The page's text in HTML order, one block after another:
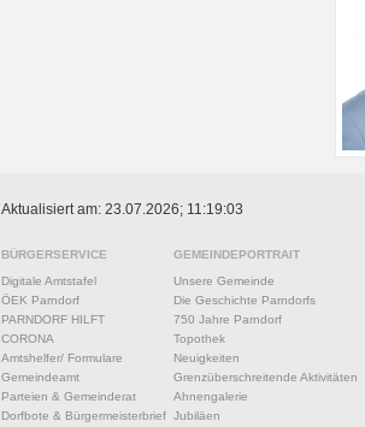
Aktualisiert am: 23.07.2026; 11:19:03
BÜRGERSERVICE
Digitale Amtstafel
ÖEK Parndorf
PARNDORF HILFT
CORONA
Amtshelfer/ Formulare
Gemeindeamt
Parteien & Gemeinderat
Dorfbote & Bürgermeisterbrief
GEMEINDEPORTRAIT
Unsere Gemeinde
Die Geschichte Parndorfs
750 Jahre Parndorf
Topothek
Neuigkeiten
Grenzüberschreitende Aktivitäten
Ahnengalerie
Jubiläen